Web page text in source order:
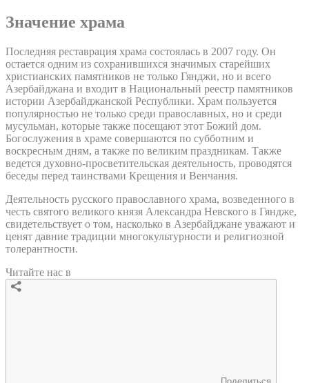
Значение храма
Последняя реставрация храма состоялась в 2007 году. Он
остается одним из сохранившихся значимых старейших
христианских памятников не только Гянджи, но и всего
Азербайджана и входит в Национальный реестр памятников
истории Азербайджанской Республики. Храм пользуется
популярностью не только среди православных, но и среди
мусульман, которые также посещают этот Божий дом.
Богослужения в храме совершаются по субботним и
воскресным дням, а также по великим праздникам. Также
ведется духовно-просветительская деятельность, проводятся
беседы перед таинствами Крещения и Венчания.
Деятельность русского православного храма, возведенного в
честь святого великого князя Александра Невского в Гяндже,
свидетельствует о том, насколько в Азербайджане уважают и
ценят давние традиции многокультурности и религиозной
толерантности.
Читайте нас в